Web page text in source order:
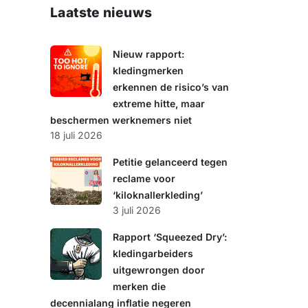
k
n
Laatste nieuws
Nieuw rapport:
kledingmerken
erkennen de risico’s van
extreme hitte, maar
beschermen werknemers niet
18 juli 2026
Petitie gelanceerd tegen
reclame voor
‘kiloknallerkleding’
3 juli 2026
Rapport ‘Squeezed Dry’:
kledingarbeiders
uitgewrongen door
merken die
decennialang inflatie negeren